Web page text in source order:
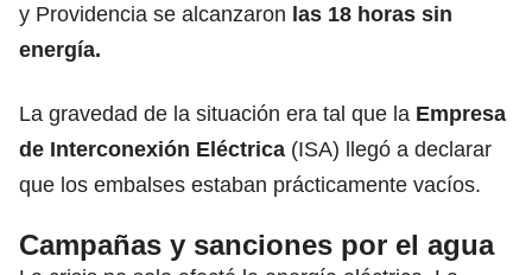
y Providencia se alcanzaron las 18 horas sin
energía.
La gravedad de la situación era tal que la Empresa
de Interconexión Eléctrica (ISA) llegó a declarar
que los embalses estaban prácticamente vacíos.
Campañas y sanciones por el agua